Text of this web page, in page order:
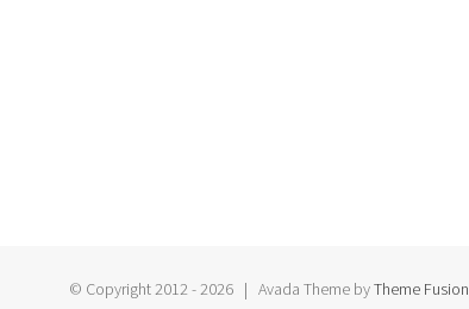
© Copyright 2012 -2026 | Avada Theme byTheme Fusion